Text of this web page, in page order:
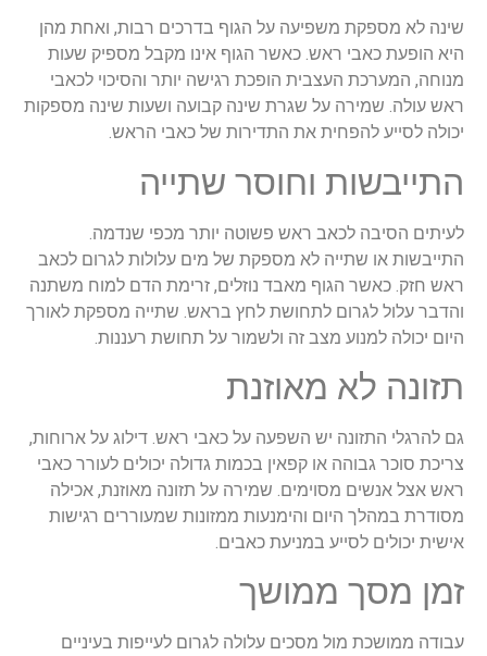
שינה לא מספקת משפיעה על הגוף בדרכים רבות, ואחת מהן
היא הופעת כאבי ראש. כאשר הגוף אינו מקבל מספיק שעות
מנוחה, המערכת העצבית הופכת רגישה יותר והסיכוי לכאבי
ראש עולה. שמירה על שגרת שינה קבועה ושעות שינה מספקות
יכולה לסייע להפחית את התדירות של כאבי הראש.
התייבשות וחוסר שתייה
לעיתים הסיבה לכאב ראש פשוטה יותר מכפי שנדמה.
התייבשות או שתייה לא מספקת של מים עלולות לגרום לכאב
ראש חזק. כאשר הגוף מאבד נוזלים, זרימת הדם למוח משתנה
והדבר עלול לגרום לתחושת לחץ בראש. שתייה מספקת לאורך
היום יכולה למנוע מצב זה ולשמור על תחושת רעננות.
תזונה לא מאוזנת
גם להרגלי התזונה יש השפעה על כאבי ראש. דילוג על ארוחות,
צריכת סוכר גבוהה או קפאין בכמות גדולה יכולים לעורר כאבי
ראש אצל אנשים מסוימים. שמירה על תזונה מאוזנת, אכילה
מסודרת במהלך היום והימנעות ממזונות שמעוררים רגישות
אישית יכולים לסייע במניעת כאבים.
זמן מסך ממושך
עבודה ממושכת מול מסכים עלולה לגרום לעייפות בעיניים